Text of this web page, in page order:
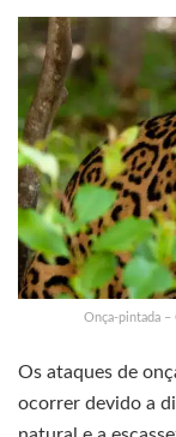
Onça-pintada
Os ataques de
ocorrer devido a